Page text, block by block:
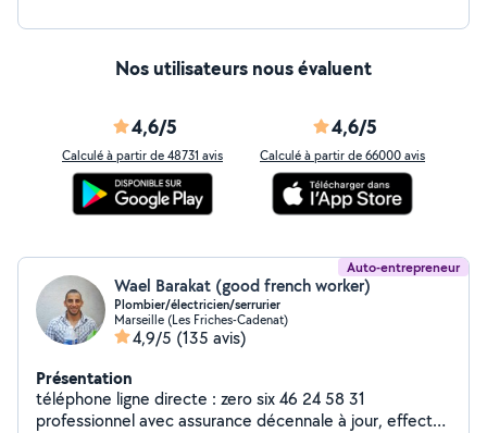
Nos utilisateurs nous évaluent
4,6/5
Calculé à partir de 48731 avis
4,6/5
Calculé à partir de 66000 avis
Auto-entrepreneur
Wael Barakat (good french worker)
Plombier/électricien/serrurier
Marseille (Les Friches-Cadenat)
4,9/5 (135 avis)
Présentation
téléphone ligne directe : zero six 46 24 58 31
professionnel avec assurance décennale à jour, effectue